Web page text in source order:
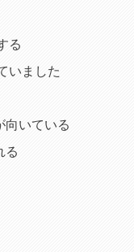
る
いました
いている
る